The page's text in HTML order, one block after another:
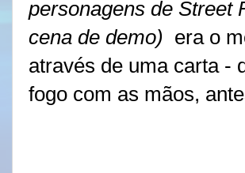
personagens de Street
cena de demo) era o
através de uma carta -
fogo com as mãos,